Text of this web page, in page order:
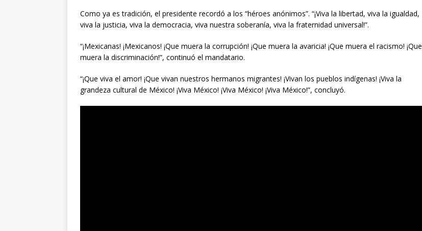
Como ya es tradición, el presidente recordó a los “héroes anónimos”. “¡Viva la libertad, viva la igualdad,
viva la justicia, viva la democracia, viva nuestra soberanía, viva la fraternidad universal!”.
“¡Mexicanas! ¡Mexicanos! ¡Que muera la corrupción! ¡Que muera la avaricia! ¡Que muera el racismo! ¡Que
muera la discriminación!”, continuó el mandatario.
“¡Que viva el amor! ¡Que vivan nuestros hermanos migrantes! ¡Vivan los pueblos indígenas! ¡Viva la
grandeza cultural de México! ¡Viva México! ¡Viva México! ¡Viva México!”, concluyó.